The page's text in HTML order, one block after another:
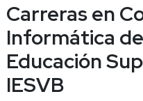
Carreras en
Informática
Educación
IESVB